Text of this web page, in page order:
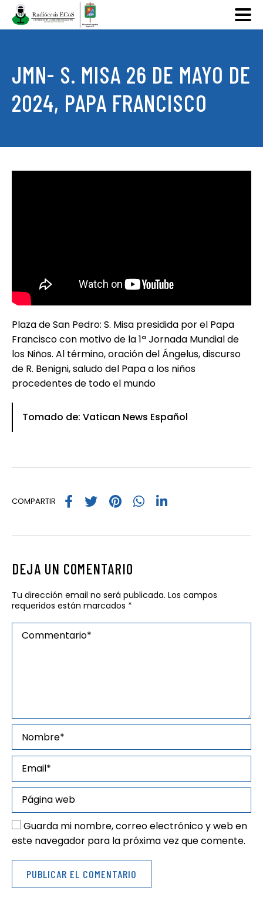
JMN- S. MISA 26 DE MAYO DE
2024, PAPA FRANCISCO
Plaza de San Pedro: S. Misa presidida por el Papa
Francisco con motivo de la 1ª Jornada Mundial de
los Niños. Al término, oración del Ángelus, discurso
de R. Benigni, saludo del Papa a los niños
procedentes de todo el mundo
Tomado de: Vatican News Español
COMPARTIR
DEJA UN COMENTARIO
Tu dirección email no será publicada. Los campos
requeridos están marcados *
Guarda mi nombre, correo electrónico y web en
este navegador para la próxima vez que comente.